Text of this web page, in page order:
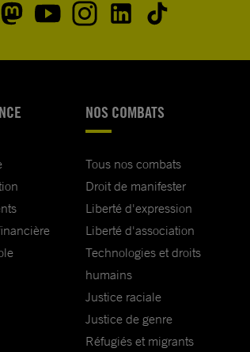
:
par la coalition ayant entraîné
des irrégularités, les États
à rendre des comptes ;
coalition menée par les États-Unis
civiles et des destructions
aériennes sur Raqqa soient
NOS COMBATS
Tous nos combats
Droit de manifester
Liberté d'expression
Liberté d'association
Technologies et droits
humains
Justice raciale
Justice de genre
Réfugiés et migrants